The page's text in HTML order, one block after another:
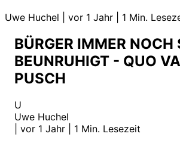
Uwe Huchel vor 1 Jahr 1 Min.
BÜRGER IMMER NOCH
BEUNRUHIGT - QUO
PUSCH
U
Uwe Huchel
vor 1 Jahr 1 Min. Lesezeit